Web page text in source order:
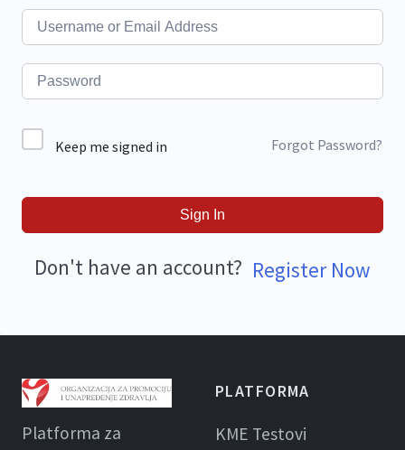
Keep me signed in Forgot Password?
Sign In
Don't have an account? Register Now
Platforma za
PLATFORMA
KME Testovi